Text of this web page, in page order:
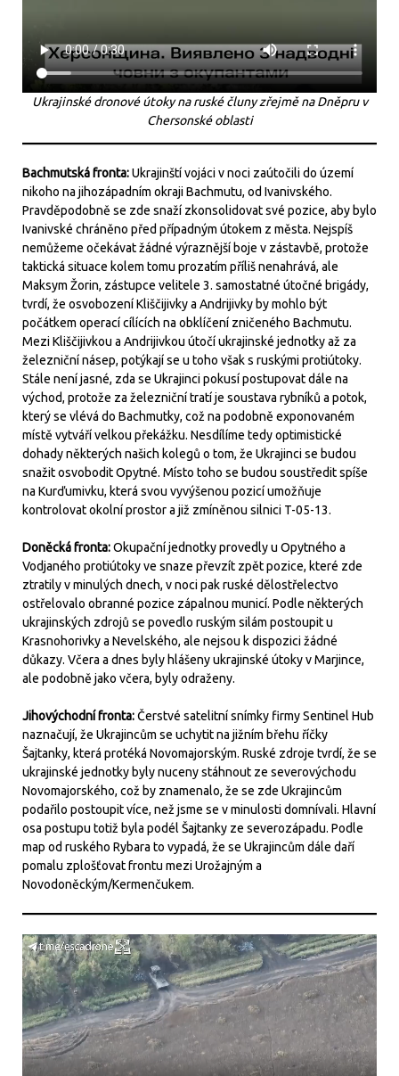
Ukrajinské dronové útoky na ruské čluny zřejmě na Dněpru v
Chersonské oblasti
Bachmutská fronta:Ukrajinští vojáci v noci zaútočili do území
nikoho na jihozápadním okraji Bachmutu, od Ivanivského.
Pravděpodobně se zde snaží zkonsolidovat své pozice, aby bylo
Ivanivské chráněno před případným útokem z města. Nejspíš
nemůžeme očekávat žádné výraznější boje v zástavbě, protože
taktická situace kolem tomu prozatím příliš nenahrává, ale
Maksym Žorin, zástupce velitele 3. samostatné útočné brigády,
tvrdí, že osvobození Kliščijivky a Andrijivky by mohlo být
počátkem operací cílících na obklíčení zničeného Bachmutu.
Mezi Kliščijivkou a Andrijivkou útočí ukrajinské jednotky až za
železniční násep, potýkají se u toho však s ruskými protiútoky.
Stále není jasné, zda se Ukrajinci pokusí postupovat dále na
východ, protože za železniční tratí je soustava rybníků a potok,
který se vlévá do Bachmutky, což na podobně exponovaném
místě vytváří velkou překážku. Nesdílíme tedy optimistické
dohady některých našich kolegů o tom, že Ukrajinci se budou
snažit osvobodit Opytné. Místo toho se budou soustředit spíše
na Kurďumivku, která svou vyvýšenou pozicí umožňuje
kontrolovat okolní prostor a již zmíněnou silnici T-05-13.
Doněcká fronta:Okupační jednotky provedly u Opytného a
Vodjaného protiútoky ve snaze převzít zpět pozice, které zde
ztratily v minulých dnech, v noci pak ruské dělostřelectvo
ostřelovalo obranné pozice zápalnou municí. Podle některých
ukrajinských zdrojů se povedlo ruským silám postoupit u
Krasnohorivky a Nevelského, ale nejsou k dispozici žádné
důkazy. Včera a dnes byly hlášeny ukrajinské útoky v Marjince,
ale podobně jako včera, byly odraženy.
Jihovýchodní fronta:Čerstvé satelitní snímky firmy Sentinel Hub
naznačují, že Ukrajincům se uchytit na jižním břehu říčky
Šajtanky, která protéká Novomajorským. Ruské zdroje tvrdí, že se
ukrajinské jednotky byly nuceny stáhnout ze severovýchodu
Novomajorského, což by znamenalo, že se zde Ukrajincům
podařilo postoupit více, než jsme se v minulosti domnívali. Hlavní
osa postupu totiž byla podél Šajtanky ze severozápadu. Podle
map od ruského Rybara to vypadá, že se Ukrajincům dále daří
pomalu zplošťovat frontu mezi Urožajným a
Novodoněckým/Kermenčukem.